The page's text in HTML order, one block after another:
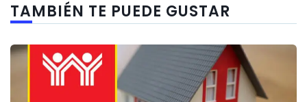
TAMBIÉN TE PUEDE GUSTAR